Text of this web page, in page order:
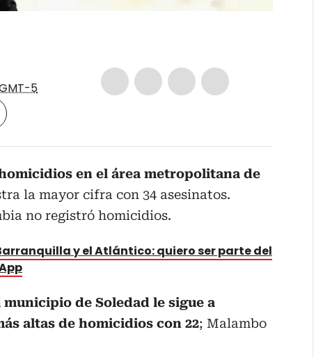
5
en el área metropolitana de
la mayor cifra con 34 asesinatos.
no registró homicidios.
y el Atlántico: quiero ser parte del
municipio de Soledad le sigue a
altas de homicidios con 22; Malambo